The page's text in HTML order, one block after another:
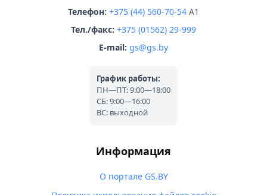
Телефон: +375 (44) 560-70-54 A1
Тел./факс: +375 (01562) 29-999
E-mail: gs@gs.by
График работы:
ПН—ПТ: 9:00—18:00
СБ: 9:00—16:00
ВС: выходной
Информация
О портале GS.BY